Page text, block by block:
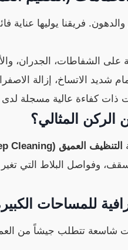
فريقنا يوليها
على الشفاطات، الجدران،
شديد الاتساخ، إزالة
كفاءة عالية مسجلة لدى
الركن المثالي؟
التنظيف العميق (Deep Cleaning)
الأسقف، وفواصل البلاط
للمساحات
شاسعة تتطلب جيشاً من